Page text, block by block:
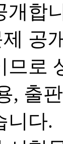
개합
공
므로
, 출
니다.